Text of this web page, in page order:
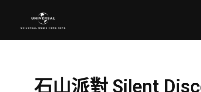
石山派對 Silent